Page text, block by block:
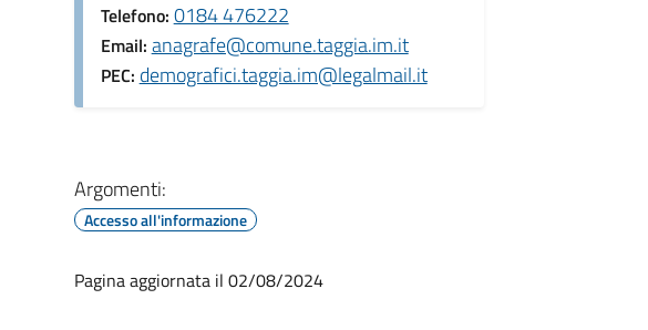
Telefono: 0184 476222
Email: anagrafe@comune.taggia.im.it
PEC: demografici.taggia.im@legalmail.it
Argomenti:
Accesso all'informazione
Pagina aggiornata il 02/08/2024